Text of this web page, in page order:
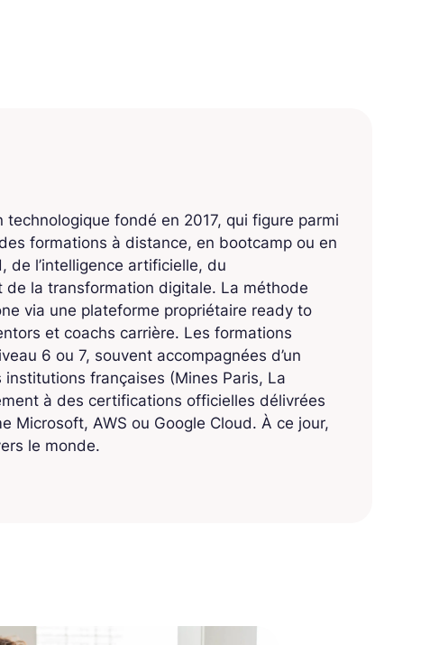
fondé en 2017, qui figure parmi
formations à distance, en bootcamp ou en
l’intelligence artificielle, du
la transformation digitale. La méthode
via une plateforme propriétaire ready to
et coachs carrière. Les formations
6 ou 7, souvent accompagnées d’un
françaises (Mines Paris, La
à des certifications officielles délivrées
Microsoft, AWS ou Google Cloud. À ce jour,
le monde.